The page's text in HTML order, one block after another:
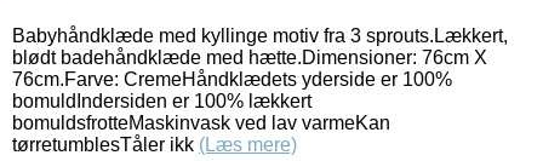
Babyhåndklæde med kyllinge motiv fra 3 sprouts.Lækkert,
blødt badehåndklæde med hætte.Dimensioner: 76cm X
76cm.Farve: CremeHåndklædets yderside er 100%
bomuldIndersiden er 100% lækkert
bomuldsfrotteMaskinvask ved lav varmeKan
tørretumblesTåler ikk (Læs mere)